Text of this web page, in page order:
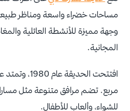
مساحات خضراء واسعة ومناظر
وجهة مميزة للأنشطة العائلية
المجانية.
مربع. تضم مرافق متنوعة مثل
للشواء، وألعاب للأطفال.